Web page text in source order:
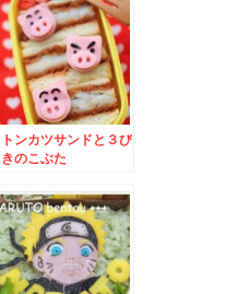
トンカツサンドと３び
きのこぶた